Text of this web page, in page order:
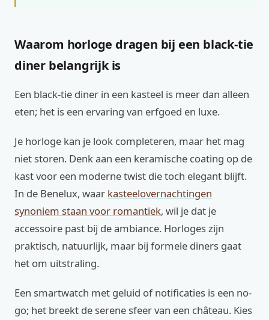
Waarom horloge dragen bij een black-tie
diner belangrijk is
Een black-tie diner in een kasteel is meer dan alleen
eten; het is een ervaring van erfgoed en luxe.
Je horloge kan je look completeren, maar het mag
niet storen. Denk aan een keramische coating op de
kast voor een moderne twist die toch elegant blijft.
In de Benelux, waar kasteelovernachtingen
synoniem staan voor romantiek, wil je dat je
accessoire past bij de ambiance. Horloges zijn
praktisch, natuurlijk, maar bij formele diners gaat
het om uitstraling.
Een smartwatch met geluid of notificaties is een no-
go; het breekt de serene sfeer van een château. Kies